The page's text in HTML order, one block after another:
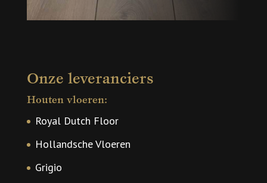
Onze leveranciers
Houten vloeren:
Royal Dutch Floor
Hollandsche Vloeren
Grigio